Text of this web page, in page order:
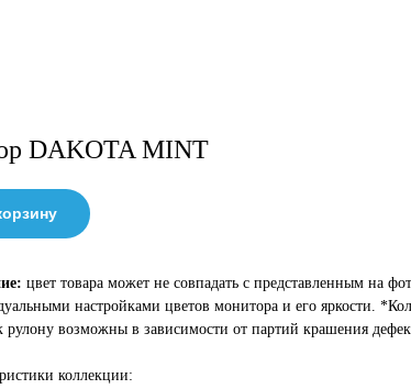
DAKOTA MINT
цвет товара может не совпадать с представленным на
настройками цветов монитора и его яркости.
рулону возможны в зависимости от партий крашения
коллекции: